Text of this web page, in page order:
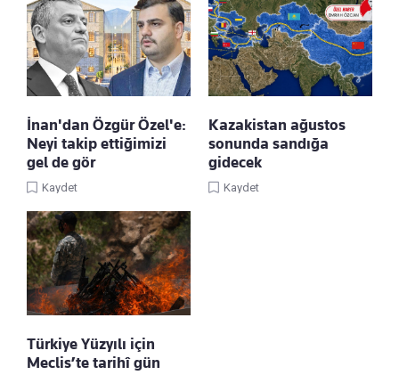
İnan'dan Özgür Özel'e:
Neyi takip ettiğimizi
gel de gör
Kaydet
Kazakistan ağustos
sonunda sandığa
gidecek
Kaydet
Türkiye Yüzyılı için
Meclis’te tarihî gün